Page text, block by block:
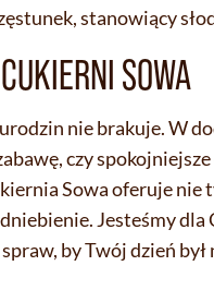
stanowiący
SOWA
nie brakuje. W
czy
Sowa oferuje nie
Jesteśmy
by Twój dzień